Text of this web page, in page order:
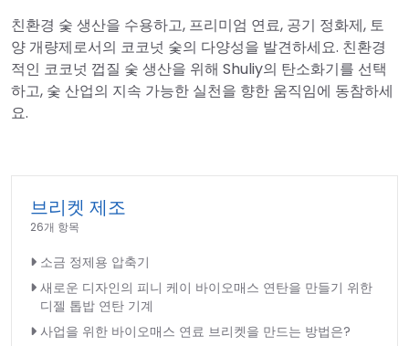
친환경 숯 생산을 수용하고, 프리미엄 연료, 공기 정화제, 토
양 개량제로서의 코코넛 숯의 다양성을 발견하세요. 친환경
적인 코코넛 껍질 숯 생산을 위해 Shuliy의 탄소화기를 선택
하고, 숯 산업의 지속 가능한 실천을 향한 움직임에 동참하세
요.
브리켓 제조
26개 항목
소금 정제용 압축기
새로운 디자인의 피니 케이 바이오매스 연탄을 만들기 위한
디젤 톱밥 연탄 기계
사업을 위한 바이오매스 연료 브리켓을 만드는 방법은?